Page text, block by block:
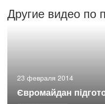
Другие видео по
23 февраля 2014
Євромайдан